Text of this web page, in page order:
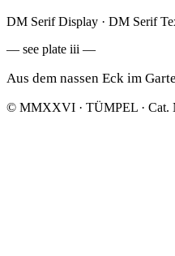
DM Serif Display · DM Serif
— see plate iii —
Aus dem nassen Eck im
© MMXXVI · TÜMPEL ·